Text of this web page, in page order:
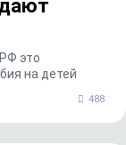
это
на детей
488